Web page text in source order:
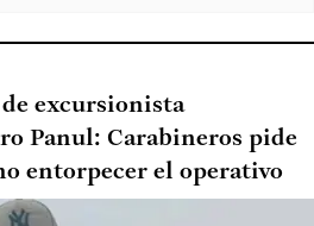
excursionista
Panul: Carabineros pide
entorpecer el operativo